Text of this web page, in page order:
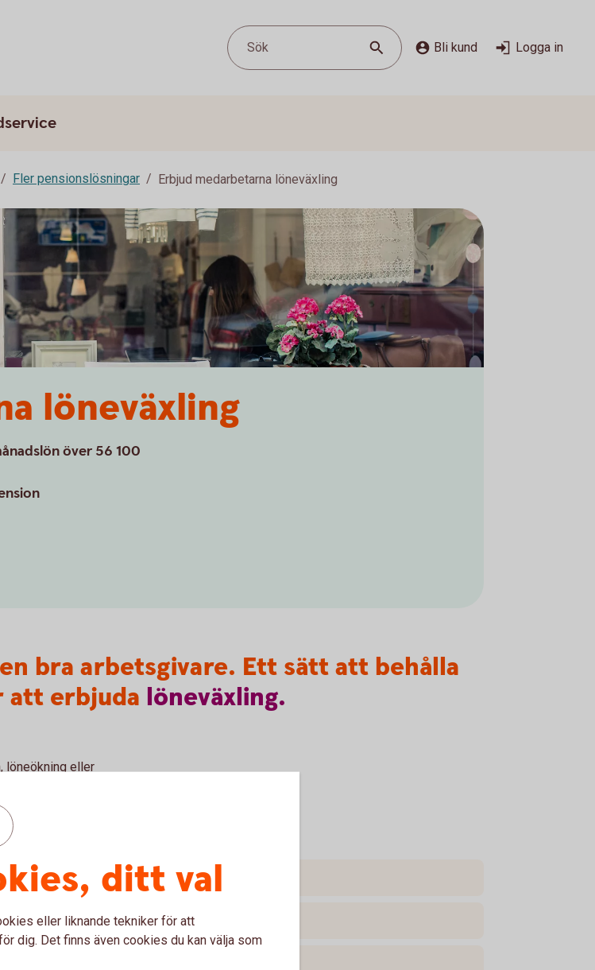
Sök Bli kund Logga in
Fler pensionslösningar Erbjud medarbetarna löneväxling
löneväxling
över 56 100
bra arbetsgivare. Ett sätt att behålla
att erbjuda löneväxling.
löneökning eller
pension eller
ditt val
eller liknande tekniker för att
dig. Det finns även cookies du kan välja som